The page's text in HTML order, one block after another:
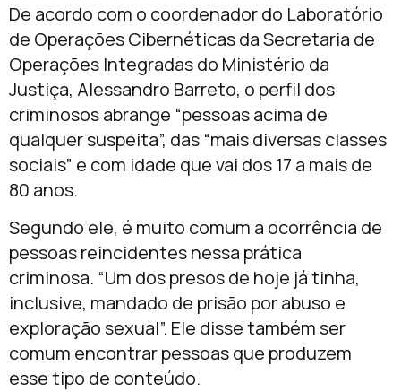
De acordo com o coordenador do Laboratório
de Operações Cibernéticas da Secretaria de
Operações Integradas do Ministério da
Justiça, Alessandro Barreto, o perfil dos
criminosos abrange “pessoas acima de
qualquer suspeita”, das “mais diversas classes
sociais” e com idade que vai dos 17 a mais de
80 anos.
Segundo ele, é muito comum a ocorrência de
pessoas reincidentes nessa prática
criminosa. “Um dos presos de hoje já tinha,
inclusive, mandado de prisão por abuso e
exploração sexual”. Ele disse também ser
comum encontrar pessoas que produzem
esse tipo de conteúdo.